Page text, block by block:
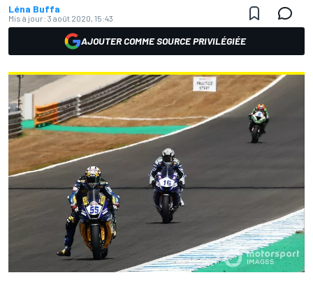
Léna Buffa
Mis à jour: 3 août 2020, 15:43
AJOUTER COMME SOURCE PRIVILÉGIÉE